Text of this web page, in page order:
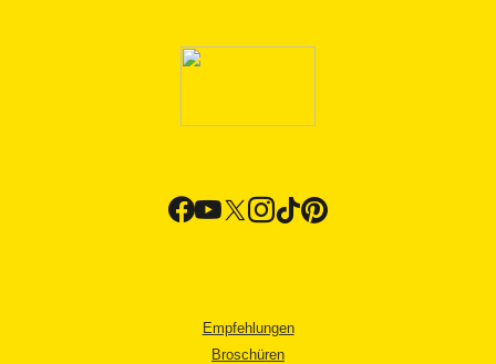
Empfehlungen
Broschüren